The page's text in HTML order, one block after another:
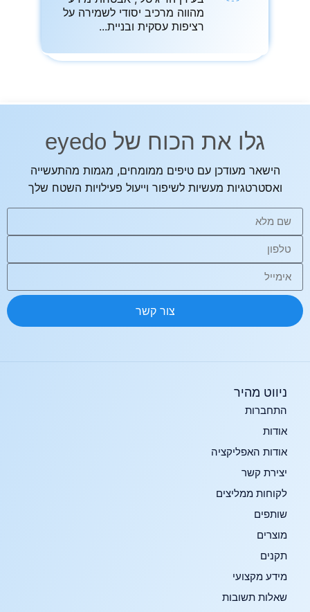
מהווה מרכיב יסודי לשמירה על
רציפות עסקית ובניית
גלו את הכוח של eyedo
הישאר מעודכן עם טיפים ממומחים, מגמות מהתעשייה
ואסטרטגיות מעשיות לשיפור וייעול פעילויות השטח שלך
צור קשר
ניווט מהיר
התחברות
אודות
אודות האפליקציה
יצירת קשר
לקוחות ממליצים
שותפים
מוצרים
תקנים
מידע מקצועי
שאלות תשובות